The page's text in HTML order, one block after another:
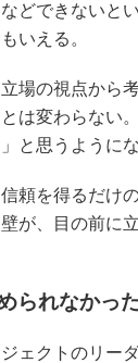
どできないと
いえる。
場の視点から
は変わらない
思うように
頼を得るだけ
が、目の前に
られなかっ
ェクトのリー